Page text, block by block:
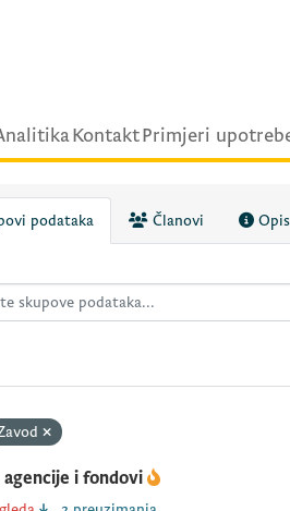
KontaktPrimjeri
podataka Članovi Opis
agencije i fondovi